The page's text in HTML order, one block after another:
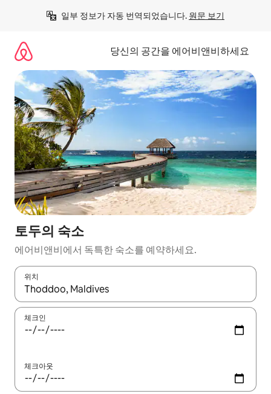
일부 정보가 자동 번역되었습니다. 원문 보기
당신의 공간을 에어비앤비하세요
토두의 숙소
에어비앤비에서 독특한 숙소를 예약하세요.
위치
결과가 나오면 위·아래 화살표 키를 사용하거나 터치 또는 스와이
체크인
체크아웃